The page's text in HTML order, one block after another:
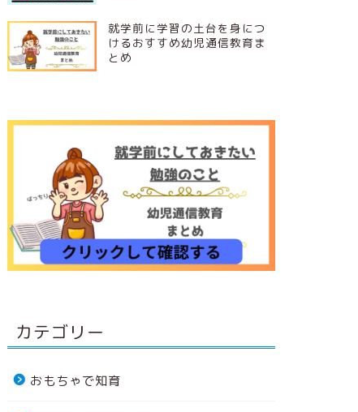
就学前に学習の土台を身につ
けるおすすめ幼児通信教育ま
とめ
カテゴリー
おもちゃで知育